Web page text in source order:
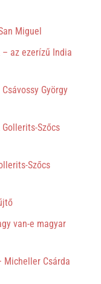
Miguel
– az ezerízű India
Csávossy György
Gollerits-Szőcs
Szőcs
van-e magyar
Micheller Csárda